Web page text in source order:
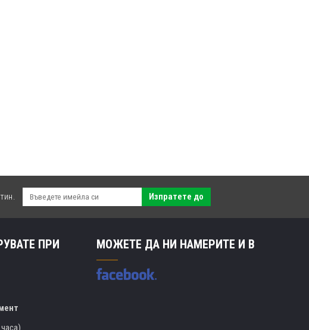
Изпратете до
ПРИ
МОЖЕТЕ ДА НИ НАМЕРИТЕ И В